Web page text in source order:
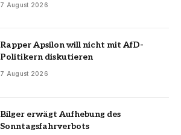
7 August 2026
Rapper Apsilon will nicht mit AfD-
Politikern diskutieren
7 August 2026
Bilger erwägt Aufhebung des
Sonntagsfahrverbots